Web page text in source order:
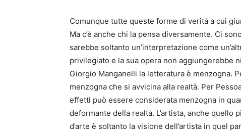
Comunque tutte queste forme di verità a cui
Ma c’è anche chi la pensa diversamente. Ci
sarebbe soltanto un’interpretazione come
privilegiato e la sua opera non aggiungerebbe
Giorgio Manganelli la letteratura è menzogna.
menzogna che si avvicina alla realtà. Per
effetti può essere considerata menzogna in
deformante della realtà. L’artista, anche quello
d’arte è soltanto la visione dell’artista in quel